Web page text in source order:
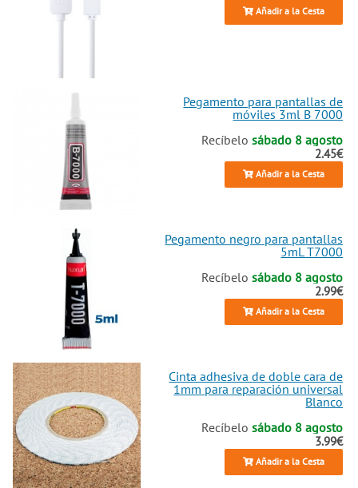
Añadir a la Cesta
Pegamento para pantallas de
móviles 3ml B 7000
Recíbelosábado 8 agosto
2.45€
Añadir a la Cesta
Pegamento negro para pantallas
5mL T7000
Recíbelosábado 8 agosto
2.99€
Añadir a la Cesta
Cinta adhesiva de doble cara de
1mm para reparación universal
Blanco
Recíbelosábado 8 agosto
3.99€
Añadir a la Cesta